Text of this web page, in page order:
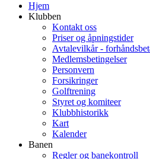
Hjem
Klubben
Kontakt oss
Priser og åpningstider
Avtalevilkår -
Medlemsbetingelser
Personvern
Forsikringer
Golftrening
Styret og komiteer
Klubbhistorikk
Kart
Kalender
Banen
Regler og banekontroll